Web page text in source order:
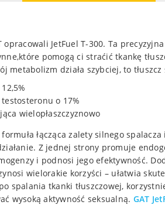
opracowali JetFuel T-300. Ta
pomogą ci straćić tkankę
metabolizm działa szybciej, to tłuszcz
o 17%
wielopłaszczyznowo
łącząca zalety silnego
Z jednej strony promuje
i podnosi jego efektywność.
wielorakie korzyści – ułatwia
spalania tkanki tłuszczowej,
wysoką aktywność seksualną. GAT